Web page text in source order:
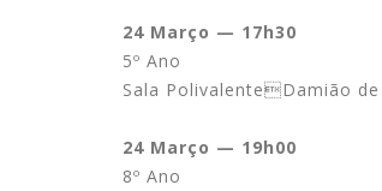
24 Março — 17h30
5º Ano
Sala PolivalenteDamião de
24 Março — 19h00
8º Ano